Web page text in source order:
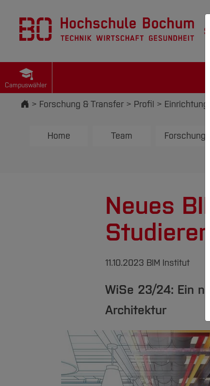
Campuswähler
Startseite
Forschung & Transfer Profil
Home Team Forschung
Neues
11.10.2023 BIM Institut
WiSe 23/24: Ein
Architektur